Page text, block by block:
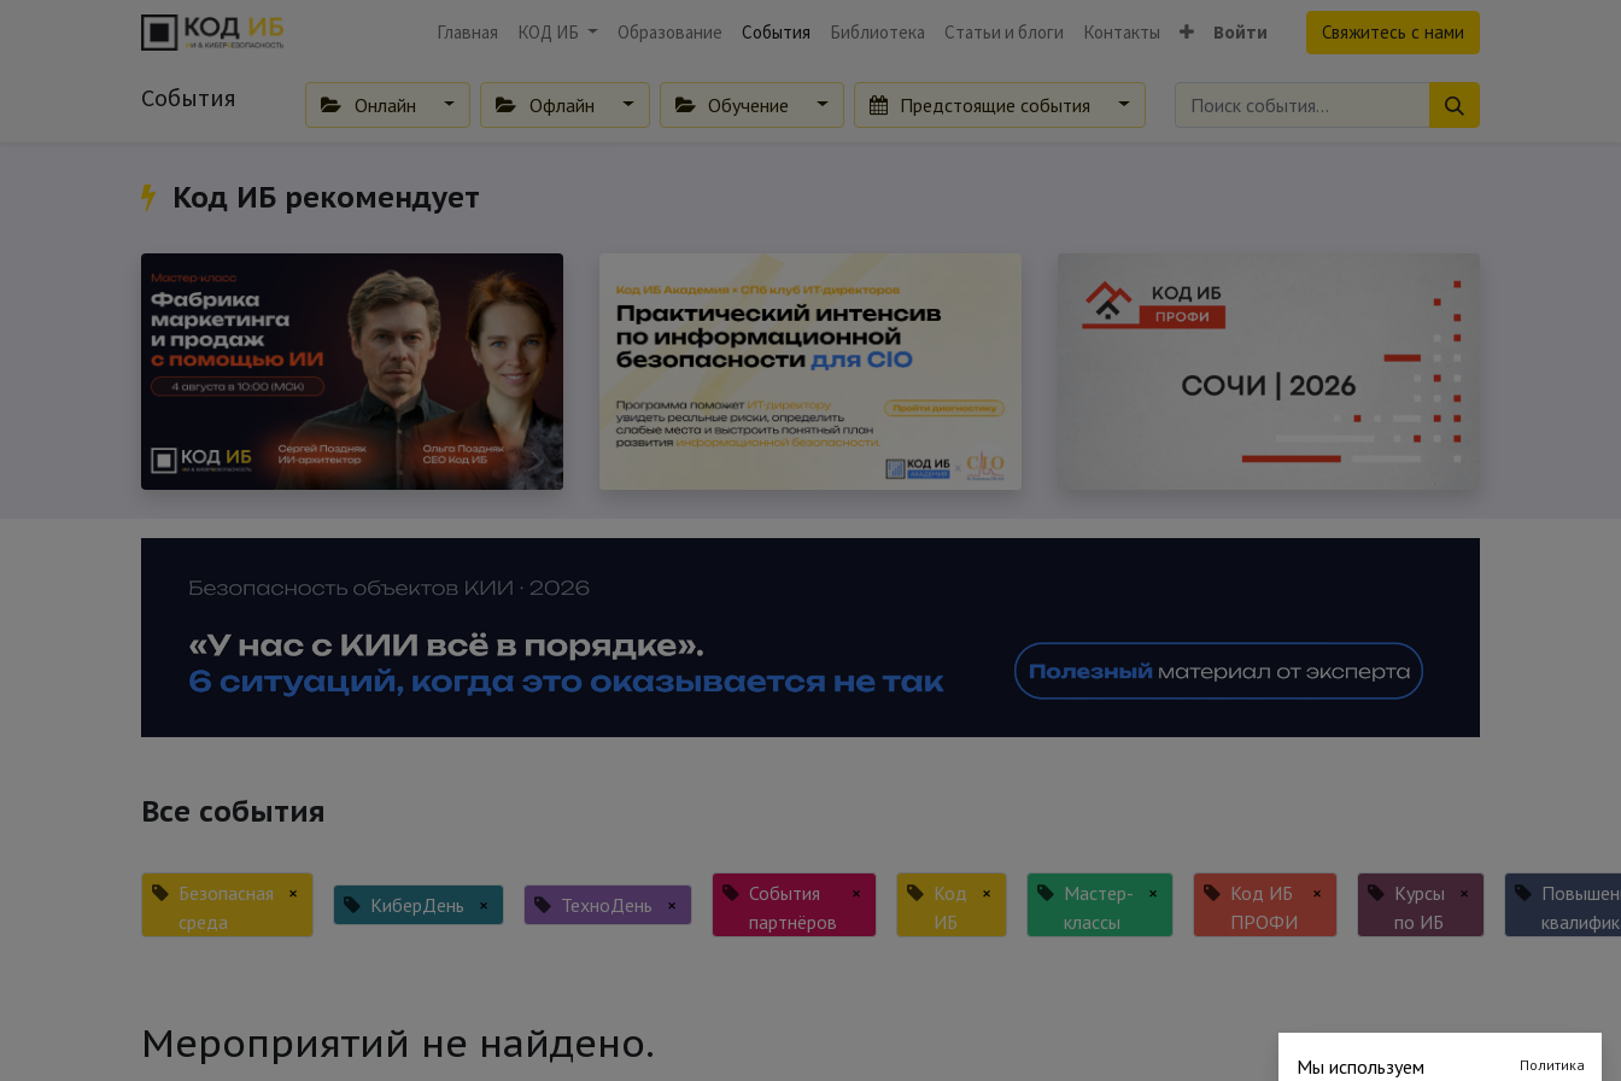
Главная КОД ИБ Образование События Библиотека Статьи и блоги Контакты Войти Свяжитесь с нами
События Онлайн Офлайн Обучение Предстоящие события
Код ИБ рекомендует
Все события
Безопасная
среда
× КиберДень × ТехноДень ×
События
партнёров
×
Код
ИБ
×
Мастер-
классы
×
Код ИБ
ПРОФИ
×
Курсы
по ИБ
×
Мероприятий не найдено. Мы используем
Политика